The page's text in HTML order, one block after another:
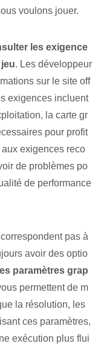
voulons jouer.
les exigence
. Les ⁢développeur
sur le site off
exigences incluent
la carte gr
pour profit
exigences reco
de problèmes po
de performance
pas à
avoir des optio
paramètres grap
permettent de m
la résolution, les
ces paramètres,
exécution plus flui